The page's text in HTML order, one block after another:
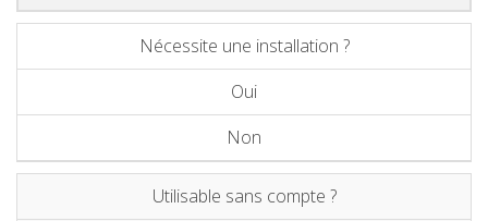
Nécessite une installation ?
Oui
Non
Utilisable sans compte ?